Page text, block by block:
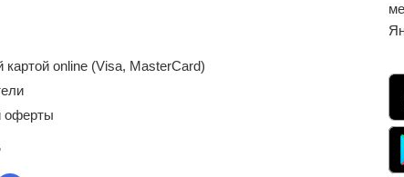
картой online (Visa, MasterCard)
оферты